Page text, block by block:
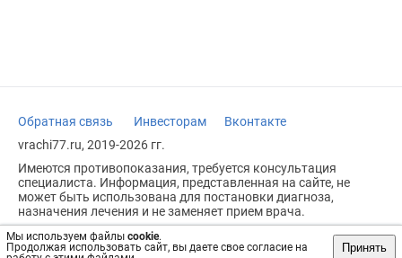
Мы используем файлы cookie.
Продолжая использовать сайт, вы даете свое согласие на
Принять
Обратная связь Инвесторам
Вконтакте
vrachi77.ru, 2019-2026 гг.
Имеются противопоказания, требуется консультация
специалиста. Информация, представленная на сайте, не
может быть использована для постановки диагноза,
назначения лечения и не заменяет прием врача.
Возрастное ограничение: 18+